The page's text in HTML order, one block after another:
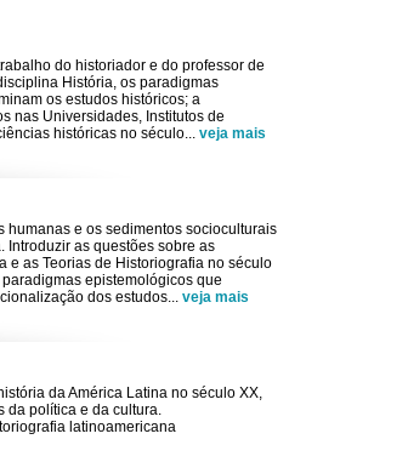
do historiador e do professor de
História, os paradigmas
os estudos históricos; a
nas Universidades, Institutos de
históricas no século... veja mais
e os sedimentos socioculturais
Introduzir as questões sobre as
e as Teorias de Historiografia no século
epistemológicos que
dos estudos... veja mais
da América Latina no século XX,
da política e da cultura.
latinoamericana